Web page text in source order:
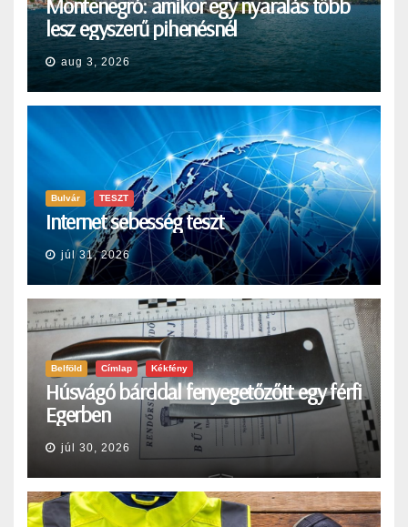
lesz egyszerű pihenésnél
aug 3, 2026
Bulvár TESZT
Internet sebesség teszt
júl 31, 2026
Belföld Címlap Kékfény
Húsvágó bárddal fenyegetőzőtt egy férfi
Egerben
júl 30, 2026